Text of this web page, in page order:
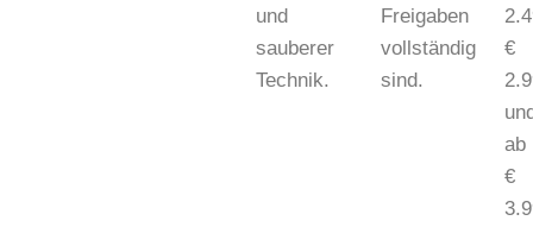
und
sauberer
Technik.
Freigaben
vollständig
sind.
€
ab
€